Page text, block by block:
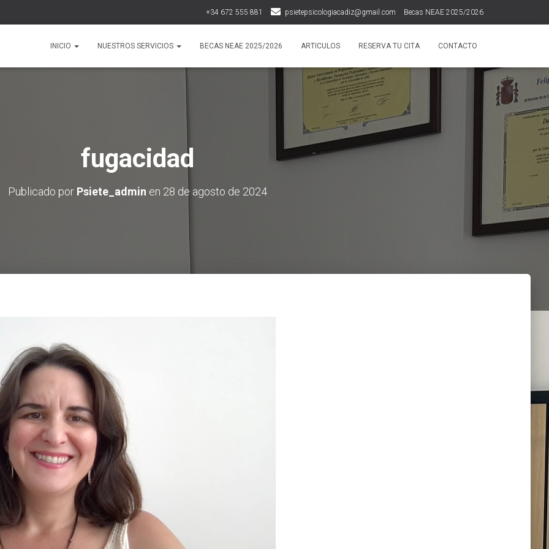
+34 672 555 881 psietepsicologiacadiz@gmail.com Becas NEAE 2025/2026
INICIO
NUESTROS SERVICIOS BECAS NEAE 2025/2026 ARTICULOS RESERVA TU CITA CONTACTO
fugacidad
Publicado por Psiete_admin en 28 de agosto de 2024